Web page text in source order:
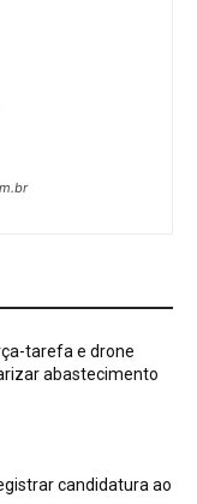
tarefa e drone
abastecimento
candidatura ao